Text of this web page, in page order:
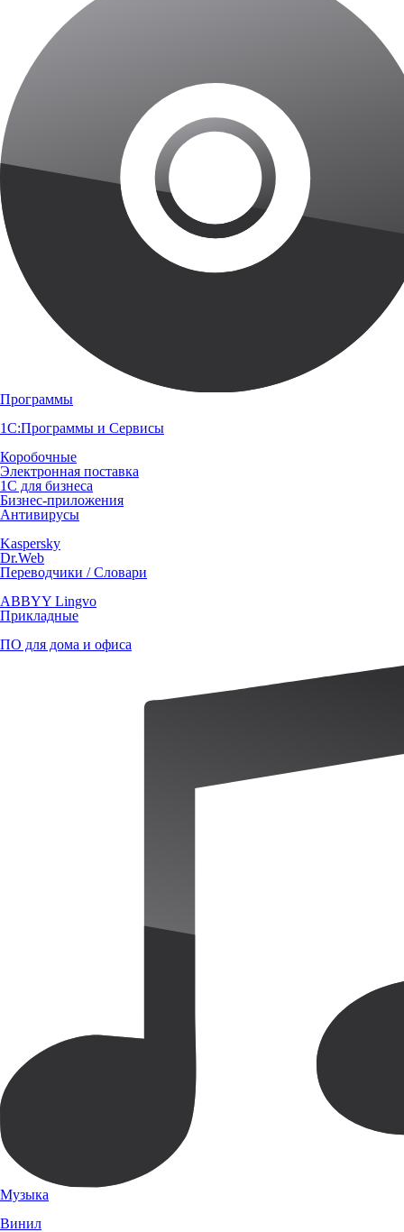
Программы
1С:Программы и Сервисы
Коробочные
Электронная поставка
1С для бизнеса
Бизнес-приложения
Антивирусы
Kaspersky
Dr.Web
Переводчики / Словари
ABBYY Lingvo
Прикладные
ПО для дома и офиса
Музыка
Винил